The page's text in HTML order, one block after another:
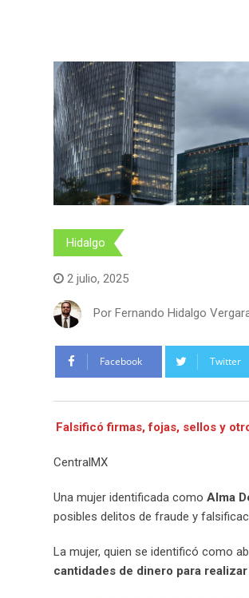
Hidalgo
2 julio, 2025
Por Fernando Hidalgo
Facebook Twitter
Falsificó firmas, fojas, sellos y
CentralMX
Una mujer identificada como Alma
posibles delitos de fraude y
La mujer, quien se identificó como
cantidades de dinero para